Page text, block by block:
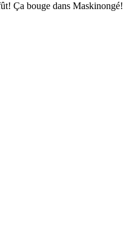
Ça bouge dans Maskinongé!